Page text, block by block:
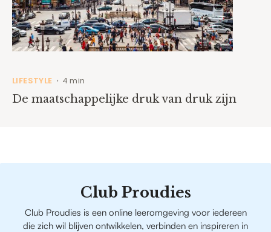
LIFESTYLE • 4 min
De maatschappelijke druk van druk zijn
Club Proudies
Club Proudies is een online leeromgeving voor iedereen
die zich wil blijven ontwikkelen, verbinden en inspireren in